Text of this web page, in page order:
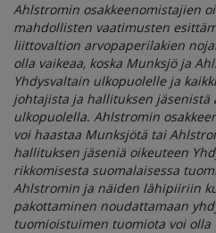
Ahlstromin osakkeenomistajien
mahdollisten vaatimusten
liittovaltion arvopaperilakien
olla vaikeaa, koska Munksjö ja
Yhdysvaltain ulkopuolelle ja
johtajista ja hallituksen jäsenistä
ulkopuolella. Ahlstromin
voi haastaa Munksjötä tai
hallituksen jäseniä oikeuteen
rikkomisesta suomalaisessa
Ahlstromin ja näiden lähipiiriin
pakottaminen noudattamaan
tuomioistuimen tuomiota voi olla